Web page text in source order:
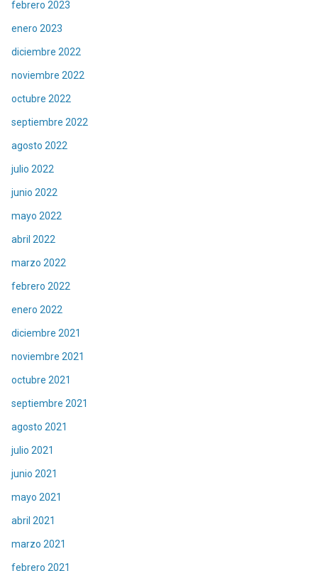
febrero 2023
enero 2023
diciembre 2022
noviembre 2022
octubre 2022
septiembre 2022
agosto 2022
julio 2022
junio 2022
mayo 2022
abril 2022
marzo 2022
febrero 2022
enero 2022
diciembre 2021
noviembre 2021
octubre 2021
septiembre 2021
agosto 2021
julio 2021
junio 2021
mayo 2021
abril 2021
marzo 2021
febrero 2021